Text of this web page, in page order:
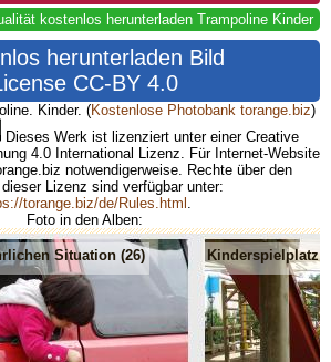
kostenlos herunterladen Trampoline Kinder
herunterladen Bild
CC-BY 4.0
Kinder. (Kostenlose Photobank torange.biz)
Dieses Werk ist lizenziert unter einer Creative
4.0 International Lizenz. Für Internet-Website
notwendigerweise. Rechte über den
Lizenz sind verfügbar unter:
torange.biz/de/Rules.html
Foto in den Alben:
Situation (26) Kinderspielplatz